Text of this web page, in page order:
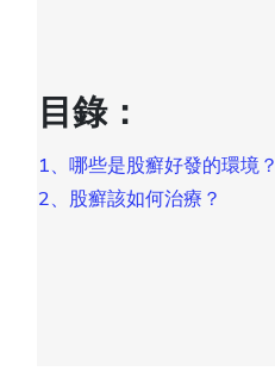
目錄：
1、哪些是股癬好發的環境？
2、股癬該如何治療？